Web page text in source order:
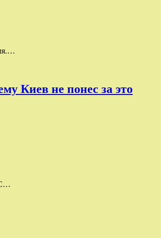
Киев не понес за это